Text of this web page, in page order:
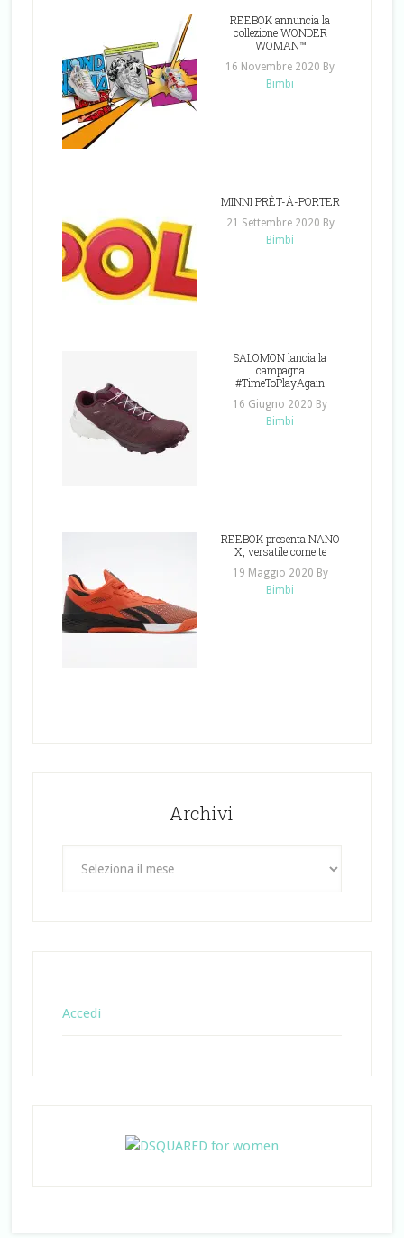
REEBOK annuncia la
collezione WONDER
WOMAN™
16 Novembre 2020 By
Bimbi
MINNI PRÊT-À-PORTER
21 Settembre 2020 By
Bimbi
SALOMON lancia la
campagna
#TimeToPlayAgain
16 Giugno 2020 By
Bimbi
REEBOK presenta NANO
X, versatile come te
19 Maggio 2020 By
Bimbi
Archivi
Accedi